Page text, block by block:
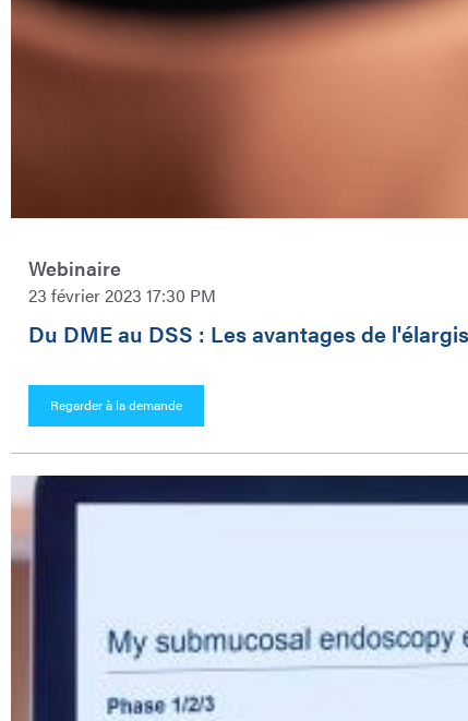
Webinaire
23 février 2023 17:30 PM
Du DME au DSS : Les avantages de
Regarder à la demande